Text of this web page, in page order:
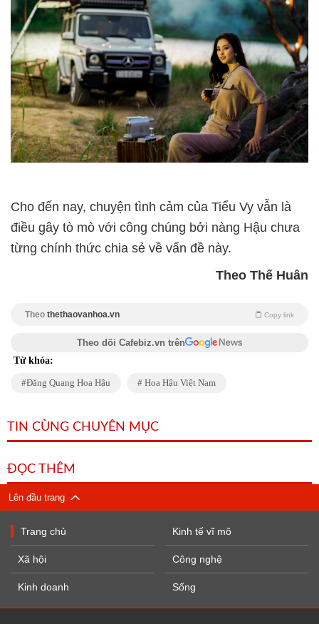
Cho đến nay, chuyện tình cảm của Tiểu Vy vẫn là
điều gây tò mò với công chúng bởi nàng Hậu chưa
từng chính thức chia sẻ về vấn đề này.
Theo Thế Huân
Theo thethaovanhoa.vn Copy link
Theo dõi Cafebiz.vn trên
Từ khóa:
Đăng Quang Hoa Hậu Hoa Hậu Việt Nam
TIN CÙNG CHUYÊN MỤC
ĐỌC THÊM
Lên đầu trang
Trang chủ
Xã hội
Kinh doanh
Kinh tế vĩ mô
Công nghệ
Sống